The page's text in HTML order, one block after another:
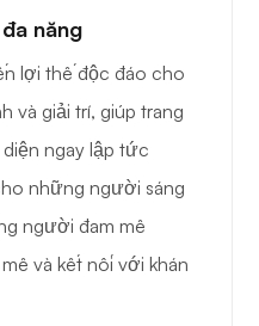
năng
lợi thế độc đáo cho
và giải trí, giúp trang
ngay lập tức
những người sáng
người đam mê
và kết nối với khán